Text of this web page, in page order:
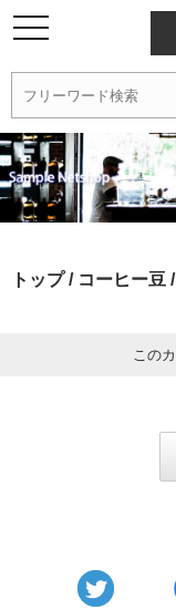
トップ/ コーヒー豆
この